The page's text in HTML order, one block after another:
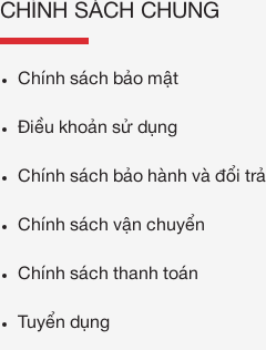
CHÍNH SÁCH CHUNG
Chính sách bảo mật
Điều khoản sử dụng
Chính sách bảo hành và đổi trả
Chính sách vận chuyển
Chính sách thanh toán
Tuyển dụng